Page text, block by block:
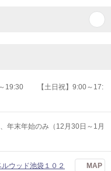
～19:30 【土日祝】9:00～17:
年末年始のみ（12月30日～1月
ウッド池袋１０２ MAP